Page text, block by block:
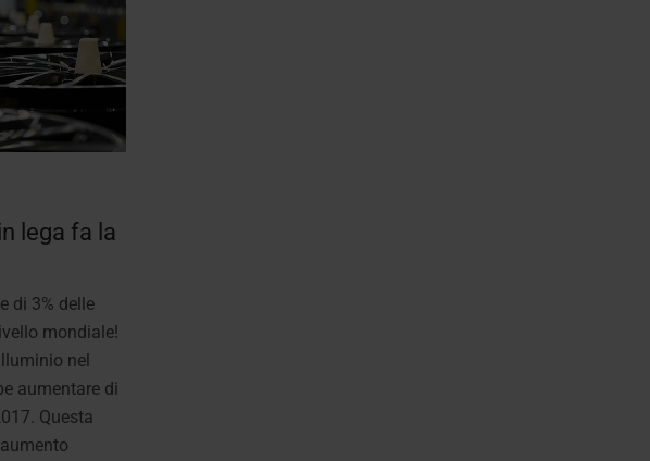
lega fa la
di 3% delle
mondiale!
nel
aumentare di
Questa